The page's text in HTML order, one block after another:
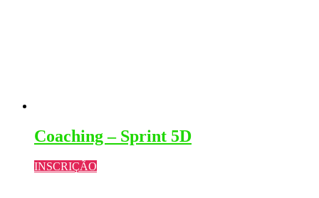
Coaching – Sprint 5D
INSCRIÇÃO